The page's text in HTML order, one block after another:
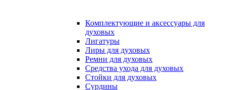
Комплектующие и аксессуары для
духовых
Лигатуры
Лиры для духовых
Ремни для духовых
Средства ухода для духовых
Стойки для духовых
Сурдины